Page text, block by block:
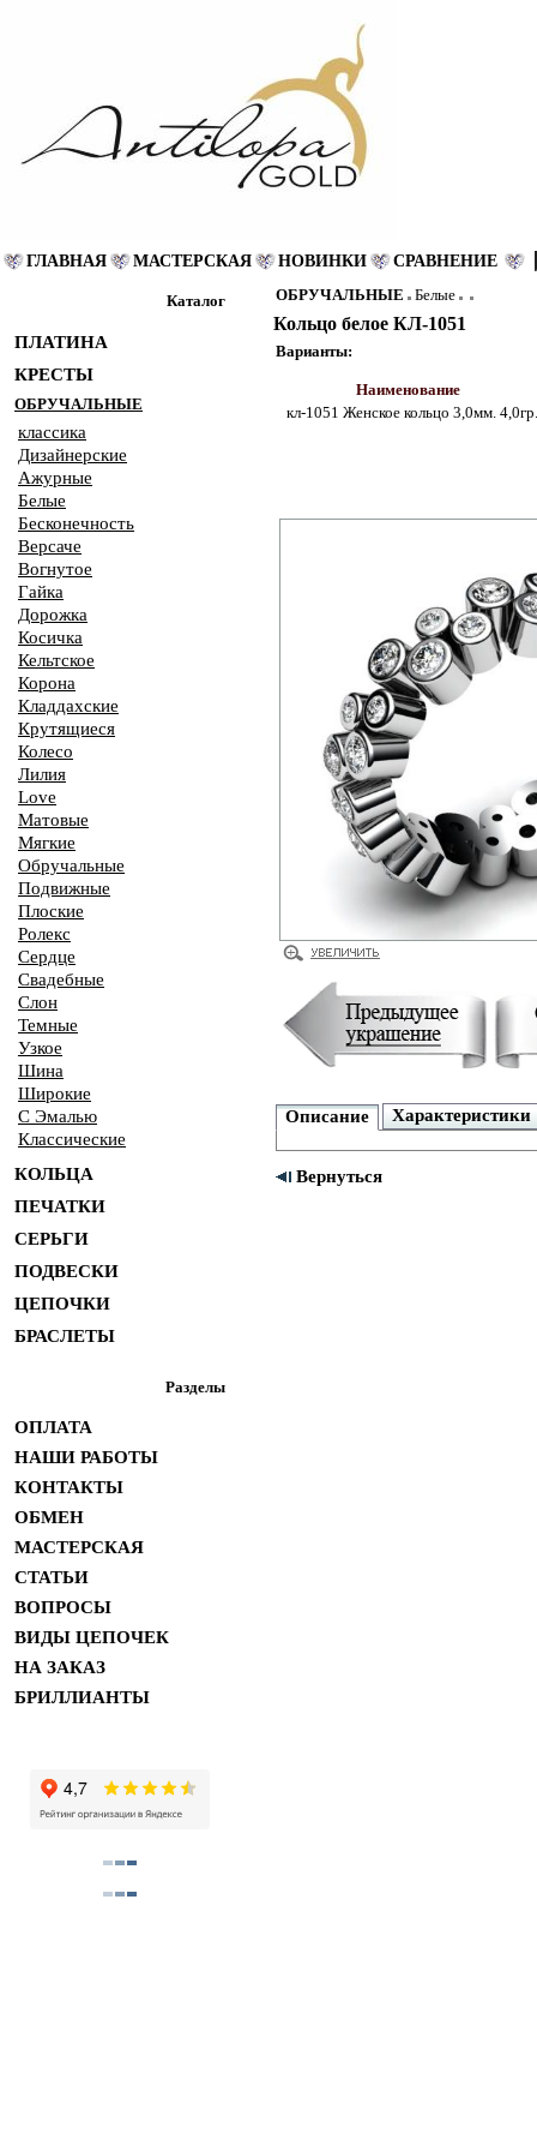
ГЛАВНАЯ МАСТЕРСКАЯ НОВИНКИ СРАВНЕНИЕ
Каталог
ПЛАТИНА
КРЕСТЫ
ОБРУЧАЛЬНЫЕ
классика
Дизайнерские
Ажурные
Белые
Бесконечность
Версаче
Вогнутое
Гайка
Дорожка
Косичка
Кельтское
Корона
Кладдахские
Крутящиеся
Колесо
Лилия
Love
Матовые
Мягкие
Обручальные
Подвижные
Плоские
Ролекс
Сердце
Свадебные
Слон
Темные
Узкое
Шина
Широкие
С Эмалью
Классические
КОЛЬЦА
ПЕЧАТКИ
СЕРЬГИ
ПОДВЕСКИ
ЦЕПОЧКИ
БРАСЛЕТЫ
Разделы
ОПЛАТА
НАШИ РАБОТЫ
КОНТАКТЫ
ОБМЕН
МАСТЕРСКАЯ
СТАТЬИ
ВОПРОСЫ
ВИДЫ ЦЕПОЧЕК
НА ЗАКАЗ
БРИЛЛИАНТЫ
ОБРУЧАЛЬНЫЕ Белые
Кольцо белое КЛ-1051
Варианты:
Наименование
кл-1051 Женское кольцо 3,0мм. 4,0гр.
Описание Характеристики
Вернуться